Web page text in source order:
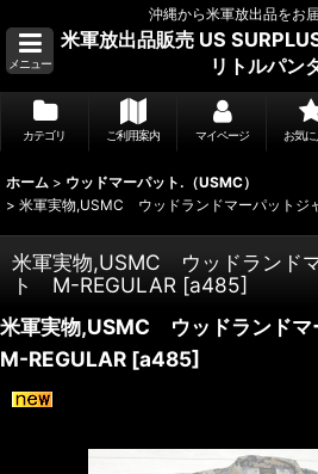
沖縄から米軍放出品をお
メニュー
米軍放出品販売 US
リトルパン
カテゴリ ご利用案内 マイページ お気に
ホーム > ウッドマーパット.（USMC）
> 米軍実物,USMC ウッドランドマーパット
米軍実物,USMC ウッドランド
ト M-REGULAR [a485]
米軍実物,USMC ウッドランド
M-REGULAR [a485]